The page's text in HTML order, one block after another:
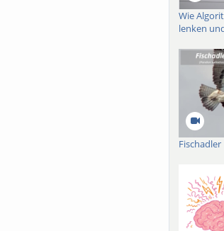
Wie
lenken
Fischadler